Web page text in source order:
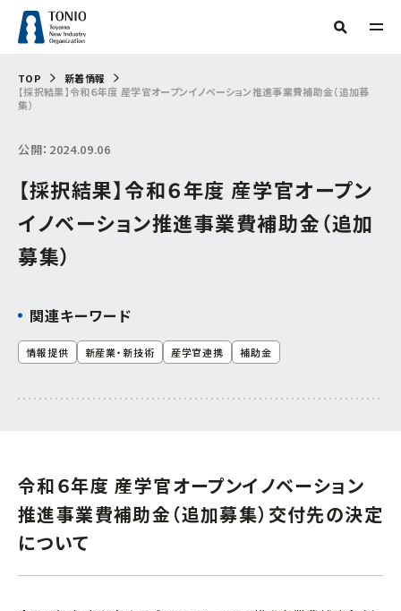
TOP
当機構概要
目的からさがす
新商品・新技術を 開発したい
販路を拡大したい
組織からさがす
事務局
企画管理課
プロジェクト推進課
中小企業支援センター
人気タグ
販路開拓
グリーン分野研究会 海外展開 商談会
IOT
デジタル
デジタル技術
トランスフォーメーション
ビヨンドコロナ リバイバル
再起支援
緊急支援
TOP
新着情報
【採択結果】令和６年度 産学官オープンイノベーション推進事業費補助金（追加募
集）
公開：2024.09.06
【採択結果】令和６年度 産学官オープン
イノベーション推進事業費補助金（追加
募集）
関連キーワード
情報提供 新産業・新技術 産学官連携 補助金
令和６年度 産学官オープンイノベーション
推進事業費補助金（追加募集）交付先の決定
について